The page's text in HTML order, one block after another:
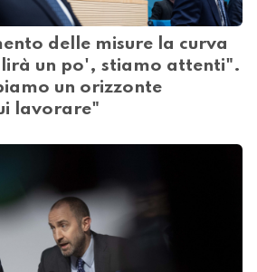
delle misure la curva
un po', stiamo attenti".
un orizzonte
lavorare"